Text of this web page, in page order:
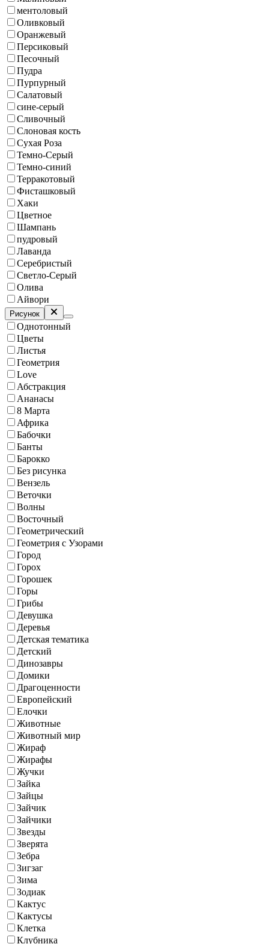
ментоловый
Оливковый
Оранжевый
Персиковый
Песочный
Пудра
Пурпурный
Салатовый
сине-серый
Сливочный
Слоновая кость
Сухая Роза
Темно-Серый
Темно-синий
Терракотовый
Фисташковый
Хаки
Цветное
Шампань
пудровый
Лаванда
Серебристый
Светло-Серый
Олива
Айвори
Рисунок
Однотонный
Цветы
Листья
Геометрия
Love
Абстракция
Ананасы
8 Марта
Африка
Бабочки
Банты
Барокко
Без рисунка
Вензель
Веточки
Волны
Восточный
Геометрический
Геометрия с Узорами
Город
Горох
Горошек
Горы
Грибы
Девушка
Деревья
Детская тематика
Детский
Динозавры
Домики
Драгоценности
Европейский
Елочки
Животные
Животный мир
Жираф
Жирафы
Жучки
Зайка
Зайцы
Зайчик
Зайчики
Звезды
Зверята
Зебра
Зигзаг
Зима
Зодиак
Кактус
Кактусы
Клетка
Клубника